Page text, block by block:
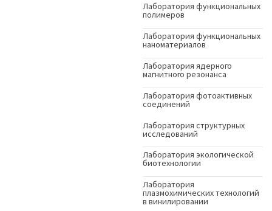
Лаборатория функциональных
полимеров
Лаборатория функциональных
наноматериалов
Лаборатория ядерного
магнитного резонанса
Лаборатория фотоактивных
соединений
Лаборатория структурных
исследований
Лаборатория экологической
биотехнологии
Лаборатория
плазмохимических технологий
в винилировании